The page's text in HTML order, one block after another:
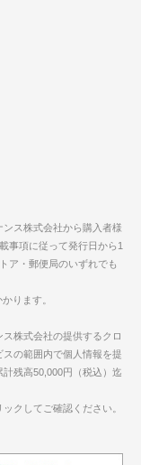
ス株式会社から購入者様
事項に従って発行日から1
ア・郵便局のいずれでも
ります。
株式会社の提供するクロ
の範囲内で個人情報を提
残高50,000円（税込）迄
クしてご確認ください。